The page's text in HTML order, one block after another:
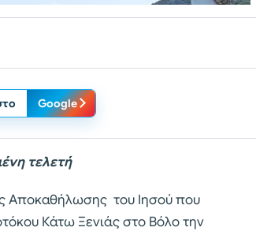
Google
τελετή
Αποκαθήλωσης του Ιησού που
Κάτω Ξενιάς στο Βόλο την